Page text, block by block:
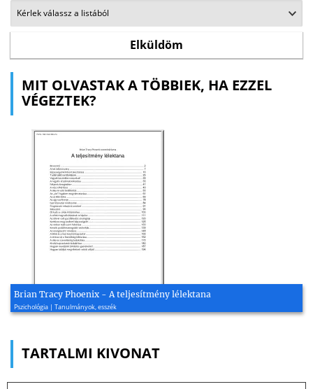
MIT OLVASTAK A TÖBBIEK, HA EZZEL
VÉGEZTEK?
Brian Tracy Phoenix - A teljesítmény lélektana
Pszichológia | Tanulmányok, esszék
TARTALMI KIVONAT